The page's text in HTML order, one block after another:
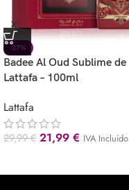
-27%
Badee Al Oud Sublime de
Lattafa – 100ml
Lattafa
29,99€ 21,99 € IVA Incluido